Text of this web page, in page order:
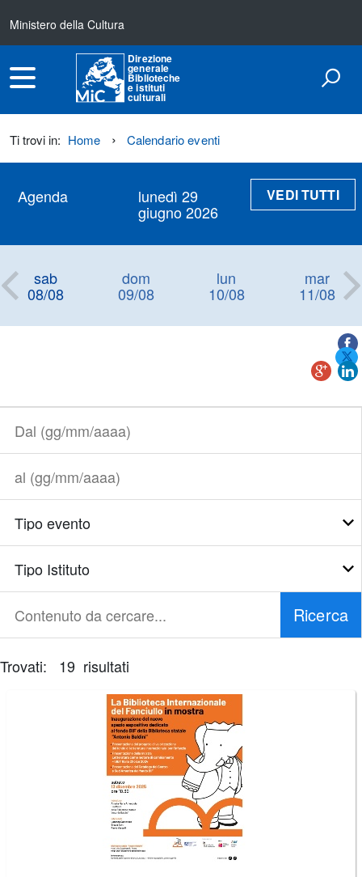
Ministero della Cultura
Direzione
generale
Biblioteche
e istituti
culturali
Ti trovi in: Home Calendario eventi
Agenda lunedì 29
giugno 2026
VEDI TUTTI
sab
08/08
dom
09/08
lun
10/08
mar
11/08
Dal
(gg/mm/aaaa)
al
(gg/mm/aaaa)
Tipo
evento
Tipo
Istituto
Contenuto
da
Ricerca
È
Trovati: 19 risultati